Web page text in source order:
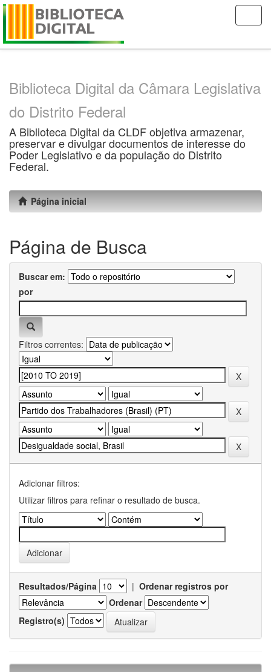
Skip
Biblioteca Digital da Câmara Legislativa
do Distrito Federal
A Biblioteca Digital da CLDF objetiva armazenar,
preservar e divulgar documentos de interesse do
Poder Legislativo e da população do Distrito
Federal.
Página inicial
Página de Busca
Buscar em:
por
Filtros correntes:
Adicionar filtros:
Utilizar filtros para refinar o resultado de busca.
Resultados/Página | Ordenar registros por
Ordenar
Registro(s)